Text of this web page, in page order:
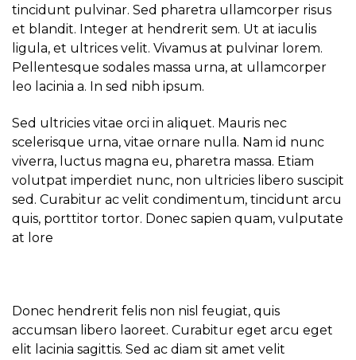
tincidunt pulvinar. Sed pharetra ullamcorper risus
et blandit. Integer at hendrerit sem. Ut at iaculis
ligula, et ultrices velit. Vivamus at pulvinar lorem.
Pellentesque sodales massa urna, at ullamcorper
leo lacinia a. In sed nibh ipsum.
Sed ultricies vitae orci in aliquet. Mauris nec
scelerisque urna, vitae ornare nulla. Nam id nunc
viverra, luctus magna eu, pharetra massa. Etiam
volutpat imperdiet nunc, non ultricies libero suscipit
sed. Curabitur ac velit condimentum, tincidunt arcu
quis, porttitor tortor. Donec sapien quam, vulputate
at lore
Donec hendrerit felis non nisl feugiat, quis
accumsan libero laoreet. Curabitur eget arcu eget
elit lacinia sagittis. Sed ac diam sit amet velit